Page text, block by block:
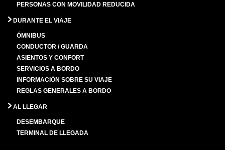
PERSONAS CON MOVILIDAD REDUCIDA
DURANTE EL VIAJE
ÓMNIBUS
CONDUCTOR / GUARDA
ASIENTOS Y CONFORT
SERVICIOS A BORDO
INFORMACIÓN SOBRE SU VIAJE
REGLAS GENERALES A BORDO
AL LLEGAR
DESEMBARQUE
TERMINAL DE LLEGADA